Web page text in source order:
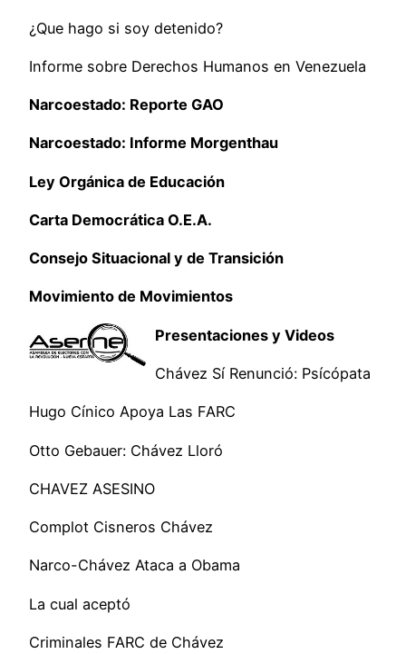
¿Que hago si soy detenido?
Informe sobre Derechos Humanos en Venezuela
Narcoestado: Reporte GAO
Narcoestado: Informe Morgenthau
Ley Orgánica de Educación
Carta Democrática O.E.A.
Consejo Situacional y de Transición
Movimiento de Movimientos
Presentaciones y Videos
Chávez Sí Renunció: Psícópata
Hugo Cínico Apoya Las FARC
Otto Gebauer: Chávez Lloró
CHAVEZ ASESINO
Complot Cisneros Chávez
Narco-Chávez Ataca a Obama
La cual aceptó
Criminales FARC de Chávez